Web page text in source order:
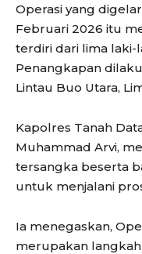
Operasi yang
Februari 2026 itu
terdiri dari lima laki-
Penangkapan
Lintau Buo Utara,
Kapolres Tanah
Muhammad Arvi,
tersangka beserta
untuk menjalani
Ia menegaskan,
merupakan